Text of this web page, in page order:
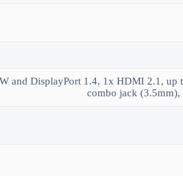
and DisplayPort 1.4, 1x HDMI 2.1,
combo jack (3.5mm),